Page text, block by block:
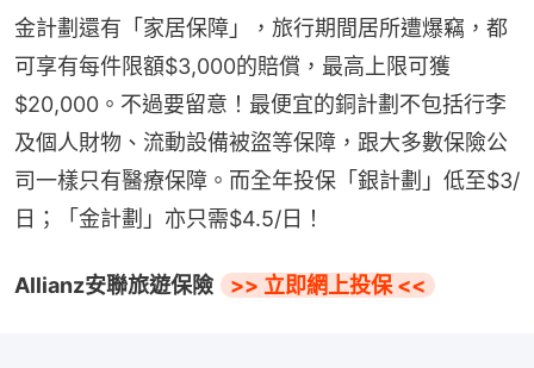
金計劃還有「家居保障」，旅行期間居所遭爆竊，都
可享有每件限額$3,000的賠償，最高上限可獲
$20,000。不過要留意！最便宜的銅計劃不包括行李
及個人財物、流動設備被盜等保障，跟大多數保險公
司一樣只有醫療保障。而全年投保「銀計劃」低至$3/
日；「金計劃」亦只需$4.5/日！
Allianz安聯旅遊保險 >> 立即網上投保 <<